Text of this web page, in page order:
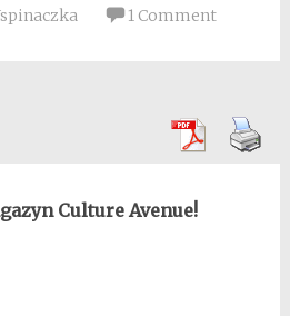
1 Comment
Culture Avenue!